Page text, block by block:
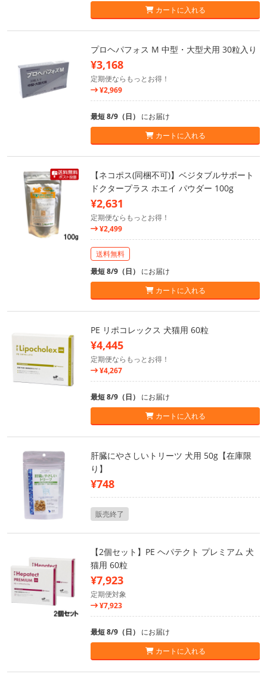
カートに入れる
プロヘパフォス M 中型・大型犬用 30粒入り
¥3,168
定期便ならもっとお得！
¥2,969
最短 8/9（日） にお届け
カートに入れる
【ネコポス(同梱不可)】ベジタブルサポート
ドクタープラス ホエイ パウダー 100g
¥2,631
定期便ならもっとお得！
¥2,499
送料無料
最短 8/9（日） にお届け
カートに入れる
PE リポコレックス 犬猫用 60粒
¥4,445
定期便ならもっとお得！
¥4,267
最短 8/9（日） にお届け
カートに入れる
肝臓にやさしいトリーツ 犬用 50g【在庫限
り】
¥748
販売終了
【2個セット】PE ヘパテクト プレミアム 犬
猫用 60粒
¥7,923
定期便対象
¥7,923
最短 8/9（日） にお届け
カートに入れる